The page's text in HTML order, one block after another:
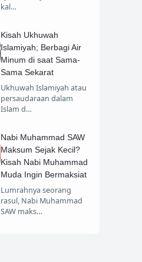
kal…
Kisah Ukhuwah
Islamiyah; Berbagi Air
Minum di saat Sama-
Sama Sekarat
Ukhuwah Islamiyah atau
persaudaraan dalam
Islam d…
Nabi Muhammad SAW
Maksum Sejak Kecil?
Kisah Nabi Muhammad
Muda Ingin Bermaksiat
Lumrahnya seorang
rasul, Nabi Muhammad
SAW maks…